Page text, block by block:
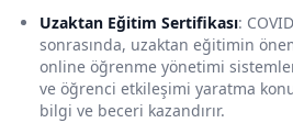
Uzaktan Eğitim Sertifikası:
sonrasında, uzaktan eğitimin
online öğrenme yönetimi
ve öğrenci etkileşimi yaratma
bilgi ve beceri kazandırır.